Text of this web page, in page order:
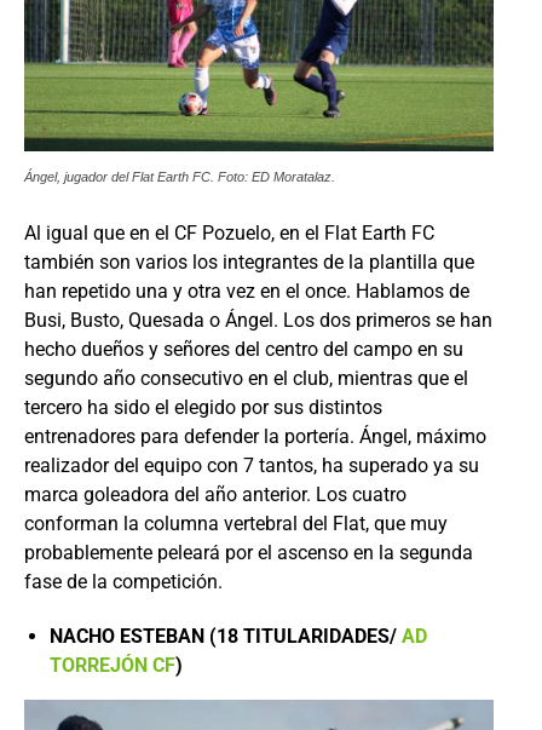
Ángel, jugador del Flat Earth FC. Foto: ED Moratalaz.
Al igual que en el CF Pozuelo, en el Flat Earth FC
también son varios los integrantes de la plantilla que
han repetido una y otra vez en el once. Hablamos de
Busi, Busto, Quesada o Ángel. Los dos primeros se han
hecho dueños y señores del centro del campo en su
segundo año consecutivo en el club, mientras que el
tercero ha sido el elegido por sus distintos
entrenadores para defender la portería. Ángel, máximo
realizador del equipo con 7 tantos, ha superado ya su
marca goleadora del año anterior. Los cuatro
conforman la columna vertebral del Flat, que muy
probablemente peleará por el ascenso en la segunda
fase de la competición.
NACHO ESTEBAN (18 TITULARIDADES/ AD
TORREJÓN CF)